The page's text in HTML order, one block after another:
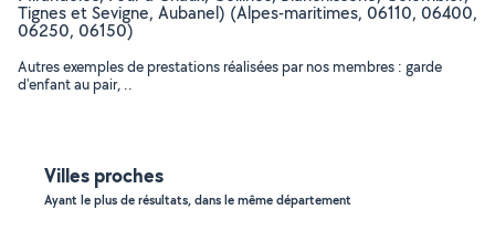
Tignes et Sevigne, Aubanel) (Alpes-maritimes, 06110, 06400,
06250, 06150)
Autres exemples de prestations réalisées par nos membres : garde
d'enfant au pair, ..
Villes proches
Ayant le plus de résultats, dans le même département